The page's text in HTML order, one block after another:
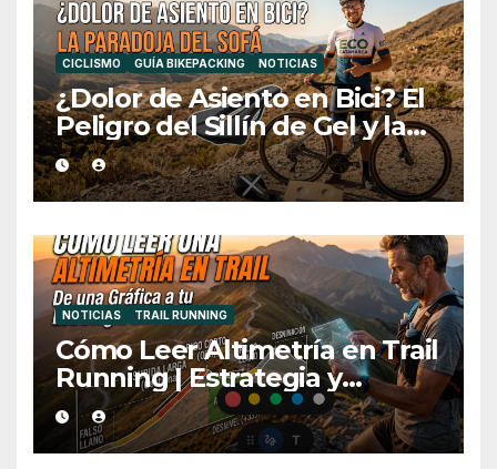
CICLISMO GUÍA BIKEPACKING NOTICIAS
¿Dolor de Asiento en Bici? El
Peligro del Sillín de Gel y la
Medida Ideal
NOTICIAS TRAIL RUNNING
Cómo Leer Altimetría en Trail
Running | Estrategia y
Consejos